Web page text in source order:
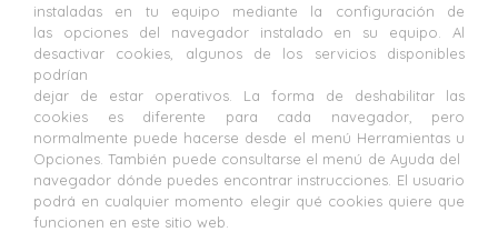
instaladas en tu equipo mediante la configuración de
las opciones del navegador instalado en su equipo. Al
desactivar cookies, algunos de los servicios disponibles
podrían
dejar de estar operativos. La forma de deshabilitar las
cookies es diferente para cada navegador, pero
normalmente puede hacerse desde el menú Herramientas u
Opciones. También puede consultarse el menú de Ayuda del
navegador dónde puedes encontrar instrucciones. El usuario
podrá en cualquier momento elegir qué cookies quiere que
funcionen en este sitio web.